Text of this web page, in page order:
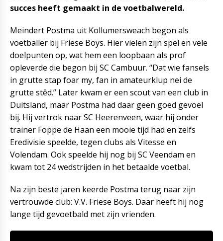
succes heeft gemaakt in de voetbalwereld.
Meindert Postma uit Kollumersweach begon als
voetballer bij Friese Boys. Hier vielen zijn spel en vele
doelpunten op, wat hem een loopbaan als prof
opleverde die begon bij SC Cambuur. “Dat wie fansels
in grutte stap foar my, fan in amateurklup nei de
grutte stêd.” Later kwam er een scout van een club in
Duitsland, maar Postma had daar geen goed gevoel
bij. Hij vertrok naar SC Heerenveen, waar hij onder
trainer Foppe de Haan een mooie tijd had en zelfs
Eredivisie speelde, tegen clubs als Vitesse en
Volendam. Ook speelde hij nog bij SC Veendam en
kwam tot 24 wedstrijden in het betaalde voetbal.
Na zijn beste jaren keerde Postma terug naar zijn
vertrouwde club: V.V. Friese Boys. Daar heeft hij nog
lange tijd gevoetbald met zijn vrienden.